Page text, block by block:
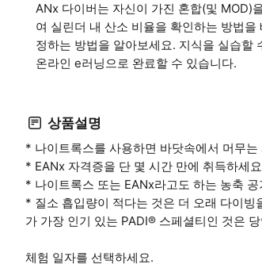
ANx 다이버는 자신이 가진 혼합(및 MOD)
여 실린더 내 산소 비율을 확인하는 방법
정하는 방법을 알아보세요. 지식을 실습할
온라인 e러닝으로 완료할 수 있습니다.
상품설명
* 나이트록스를 사용하면 바닷속에서 머무
* EANx 자격증을 단 몇 시간 만에 취득하세
* 나이트록스 또는 EANx라고도 하는 농축
* 질소 흡입량이 적다는 것은 더 오래 다이
가 가장 인기 있는 PADI® 스페셜티인 것은
체험 일자를 선택하세요.